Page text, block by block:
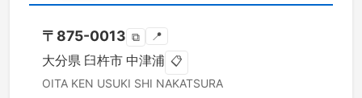
〒 875-0013 ⧉ 📍
大分県 臼杵市 中津浦 📋
OITA KEN USUKI SHI NAKATSURA